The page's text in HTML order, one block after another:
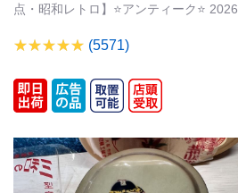
点・昭和レトロ】⭐️アンティーク⭐️ 2026
(5571)